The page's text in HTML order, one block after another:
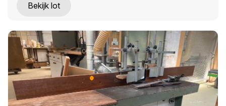
Bekijk lot